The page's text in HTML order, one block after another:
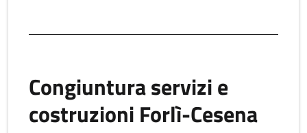
Congiuntura servizi e
costruzioni Forlì-Cesena